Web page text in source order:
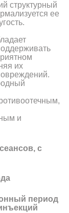
структурный
ее
их
и
с
период